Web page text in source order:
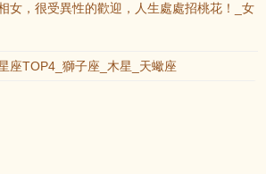
女，很受異性的歡迎，人生處處招桃花！_女
座TOP4_獅子座_木星_天蠍座